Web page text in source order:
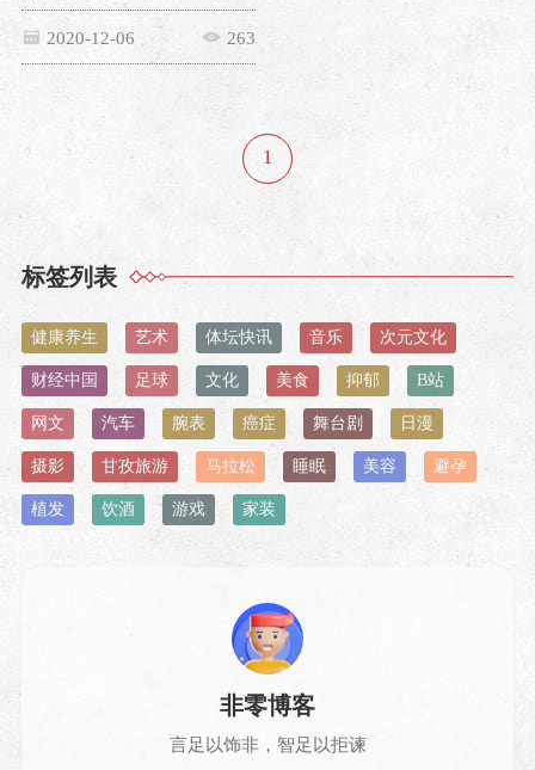
2020-12-06 263
1
标签列表
健康养生 艺术 体坛快讯 音乐 次元文化
财经中国 足球 文化 美食 抑郁 B站
网文 汽车 腕表 癌症 舞台剧 日漫
摄影 甘孜旅游 马拉松 睡眠 美容 避孕
植发 饮酒 游戏 家装
非零博客
言足以饰非，智足以拒谏